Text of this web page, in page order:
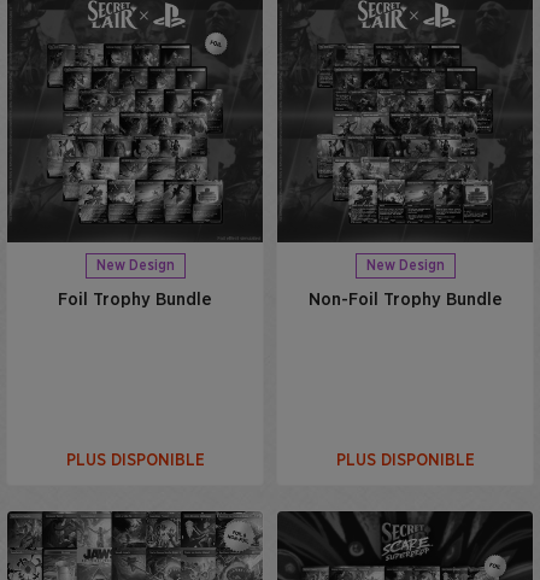
New Design
Foil Trophy Bundle
PLUS DISPONIBLE
New Design
Non-Foil Trophy Bundle
PLUS DISPONIBLE